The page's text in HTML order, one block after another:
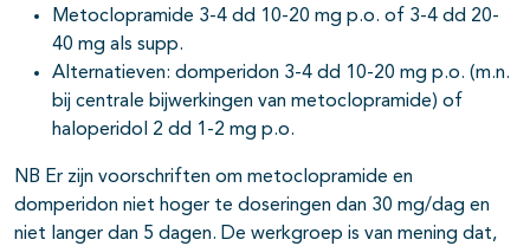
Metoclopramide 3-4 dd 10-20 mg p.o. of 3-4 dd 20-
40 mg als supp.
Alternatieven: domperidon 3-4 dd 10-20 mg p.o. (m.n.
bij centrale bijwerkingen van metoclopramide) of
haloperidol 2 dd 1-2 mg p.o.
NB Er zijn voorschriften om metoclopramide en
domperidon niet hoger te doseringen dan 30 mg/dag en
niet langer dan 5 dagen. De werkgroep is van mening dat,